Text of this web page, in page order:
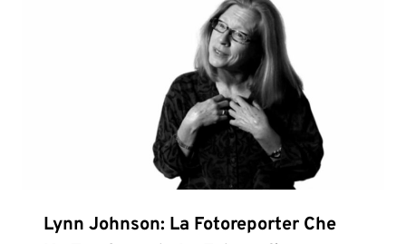
Lynn Johnson: La Fotoreporter Che